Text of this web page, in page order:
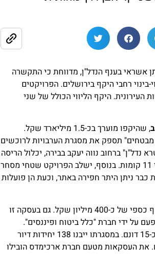
אשראי בענף הנדל"ן, מדווחת כי התקשרה
רחבי היקף בירושלים. הפרויקטים
היקף הליווי הכולל של שני
, שהיקפו מוערך בכ-1.5 מיליארד שקל.
תספק את מסגרת הערבויות לרוכשים
ברחוב נווה יעקב בבירה, יכלול הריסה
של 111 דירות ישנות, שבמקומן יוקמו 537 דירות חדשות ב-8 בניינים בני 11 קומות. בנוסף, ישלב הפרויקט שטחי מסחר
כבר ניתן היתר חפירה באתר, וכעת הן פועלות
, בהיקף כספי של כ-400 מיליון שקל. גם בעסקה זו
על ידי חברת "כלל ביטוח ופיננסים".
הפרויקט ממוקם בין הרחובות הציונות ושטרן ומשתרע על פני שטח של כ-15 דונם. במסגרתו ייבנו 138 יחידות דיור
ידי היזם. את העסקאות מטעם חברת ארכימדס הובילו